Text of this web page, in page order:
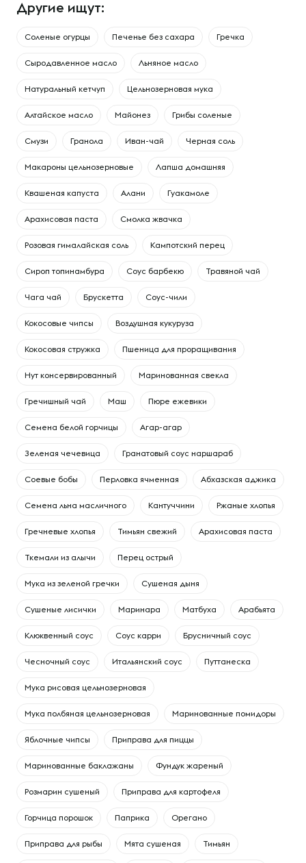
Другие ищут:
Соленые огурцы Печенье без сахара Гречка
Сыродавленное масло Льняное масло
Натуральный кетчуп Цельнозерновая мука
Алтайское масло Майонез Грибы соленые
Смузи Гранола Иван-чай Черная соль
Макароны цельнозерновые Лапша домашняя
Квашеная капуста Алани Гуакамоле
Арахисовая паста Смолка жвачка
Розовая гималайская соль Кампотский перец
Сироп топинамбура Соус барбекю Травяной чай
Чага чай Брускетта Соус-чили
Кокосовые чипсы Воздушная кукуруза
Кокосовая стружка Пшеница для проращивания
Нут консервированный Маринованная свекла
Гречишный чай Маш Пюре ежевики
Семена белой горчицы Агар-агар
Зеленая чечевица Гранатовый соус наршараб
Соевые бобы Перловка ячменная Абхазская аджика
Семена льна масличного Кантуччини Ржаные хлопья
Гречневые хлопья Тимьян свежий Арахисовая паста
Ткемали из алычи Перец острый
Мука из зеленой гречки Сушеная дыня
Сушеные лисички Маринара Матбуха Арабьята
Клюквенный соус Соус карри Брусничный соус
Чесночный соус Итальянский соус Путтанеска
Мука рисовая цельнозерновая
Мука полбяная цельнозерновая Маринованные помидоры
Яблочные чипсы Приправа для пиццы
Маринованные баклажаны Фундук жареный
Розмарин сушеный Приправа для картофеля
Горчица порошок Паприка Орегано
Приправа для рыбы Мята сушеная Тимьян